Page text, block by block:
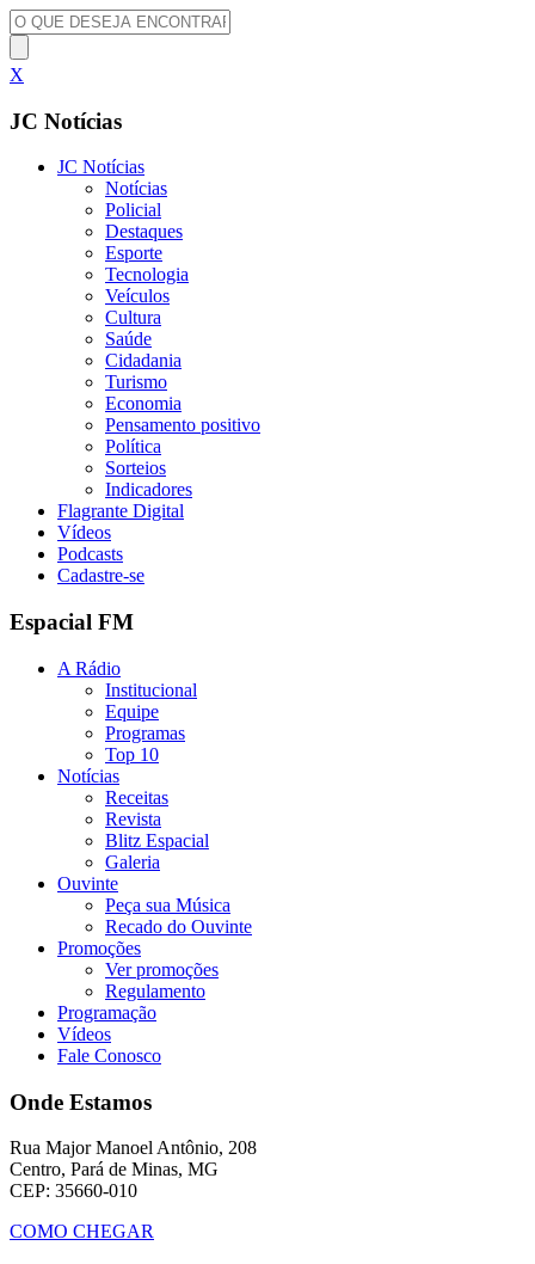
X
JC Notícias
JC Notícias
Notícias
Policial
Destaques
Esporte
Tecnologia
Veículos
Cultura
Saúde
Cidadania
Turismo
Economia
Pensamento positivo
Política
Sorteios
Indicadores
Flagrante Digital
Vídeos
Podcasts
Cadastre-se
Espacial FM
A Rádio
Institucional
Equipe
Programas
Top 10
Notícias
Receitas
Revista
Blitz Espacial
Galeria
Ouvinte
Peça sua Música
Recado do Ouvinte
Promoções
Ver promoções
Regulamento
Programação
Vídeos
Fale Conosco
Onde Estamos
Rua Major Manoel Antônio, 208
Centro, Pará de Minas, MG
CEP: 35660-010
COMO CHEGAR